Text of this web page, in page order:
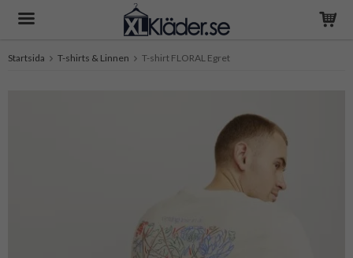
Startsida T-shirts & Linnen T-shirt FLORAL Egret